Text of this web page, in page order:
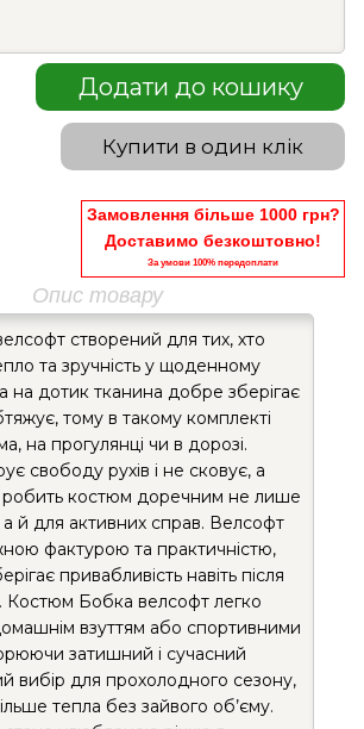
Додати до кошику
Купити в один клік
Замовлення більше 1000 грн?
Доставимо безкоштовно!
За умови 100% передоплати
Опис товару
створений для тих, хто
та зручність у щоденному
на дотик тканина добре зберігає
тому в такому комплекті
на прогулянці чи в дорозі.
свободу рухів і не сковує, а
робить костюм доречним не лише
а й для активних справ. Велсофт
фактурою та практичністю,
привабливість навіть після
Костюм Бобка велсофт легко
взуттям або спортивними
затишний і сучасний
вибір для прохолодного сезону,
тепла без зайвого об’єму.